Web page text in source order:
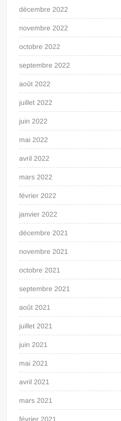
décembre 2022
novembre 2022
octobre 2022
septembre 2022
août 2022
juillet 2022
juin 2022
mai 2022
avril 2022
mars 2022
février 2022
janvier 2022
décembre 2021
novembre 2021
octobre 2021
septembre 2021
août 2021
juillet 2021
juin 2021
mai 2021
avril 2021
mars 2021
février 2021